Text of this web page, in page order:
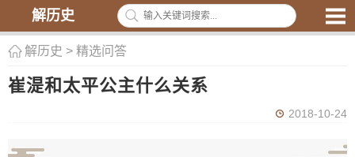
解历史
解历史 > 精选问答
崔湜和太平公主什么关系
2018-10-24